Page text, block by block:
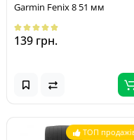
Garmin Fenix 8 51 мм
139 грн.
ТОП